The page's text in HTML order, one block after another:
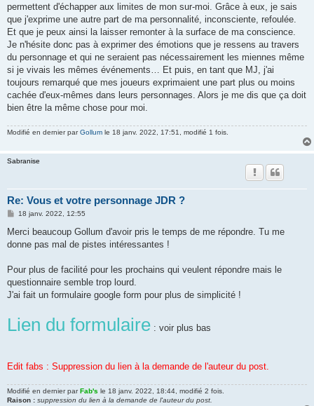
permettent d'échapper aux limites de mon sur-moi. Grâce à eux, je sais
que j'exprime une autre part de ma personnalité, inconsciente, refoulée.
Et que je peux ainsi la laisser remonter à la surface de ma conscience.
Je n'hésite donc pas à exprimer des émotions que je ressens au travers
du personnage et qui ne seraient pas nécessairement les miennes même
si je vivais les mêmes événements… Et puis, en tant que MJ, j'ai
toujours remarqué que mes joueurs exprimaient une part plus ou moins
cachée d'eux-mêmes dans leurs personnages. Alors je me dis que ça doit
bien être la même chose pour moi.
Modifié en dernier parGollum le 18 janv. 2022, 17:51, modifié 1 fois.
Sabranise
Re: Vous et votre personnage JDR ?
M
s
a
18 janv. 2022, 12:55
Merci beaucoup Gollum d'avoir pris le temps de me répondre. Tu me
donne pas mal de pistes intéressantes !
Pour plus de facilité pour les prochains qui veulent répondre mais le
questionnaire semble trop lourd.
J'ai fait un formulaire google form pour plus de simplicité !
Lien du formulaire : voir plus bas
Edit fabs : Suppression du lien à la demande de l'auteur du post.
Modifié en dernier parFab's le 18 janv. 2022, 18:44, modifié 2 fois.
Raison : suppression du lien à la demande de l'auteur du post.